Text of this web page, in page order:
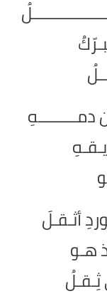
أثـقـلَ
هـو
ثِـقـلُ